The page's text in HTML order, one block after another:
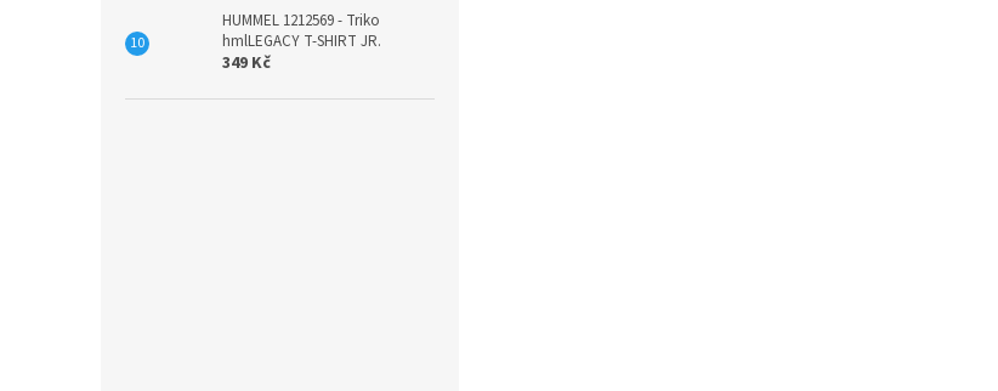
HUMMEL 1212569 - Triko
hmlLEGACY T-SHIRT JR.
349 Kč